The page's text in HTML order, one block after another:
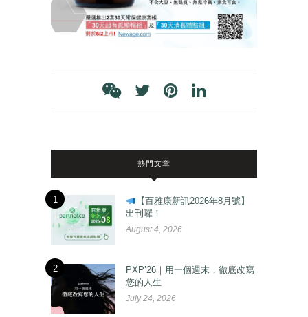
熱門文章
1
【百雅康新訊2026年8月號】
出刊囉！
August 4, 2026
2
PXP’26｜用一個週末，徹底改寫
您的人生
July 24, 2026